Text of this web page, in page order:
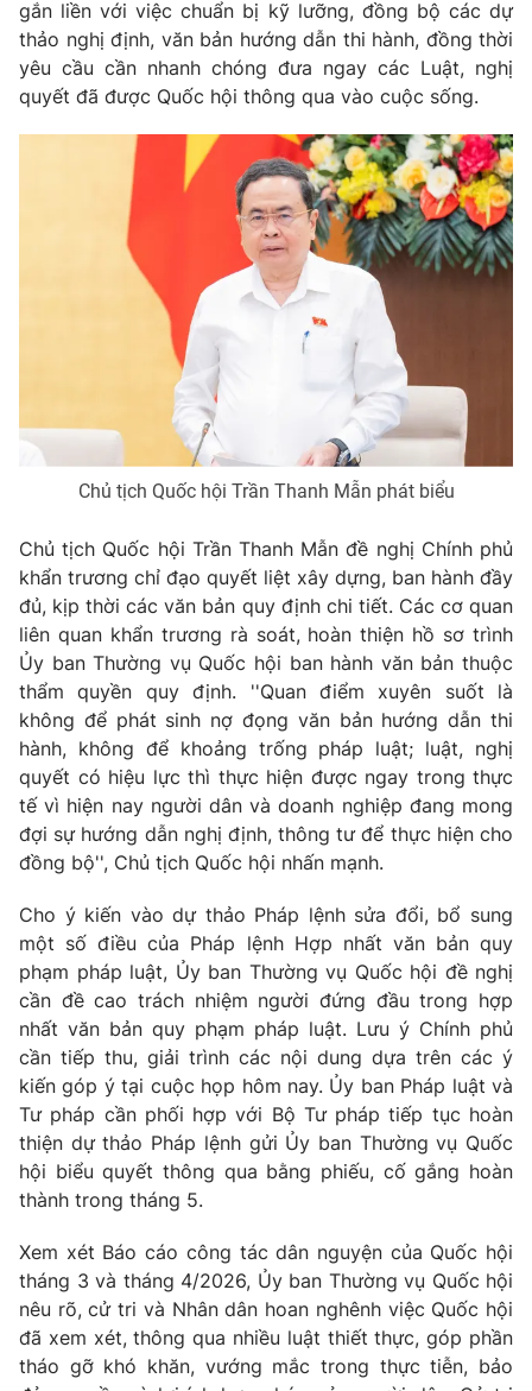
Phim VTV
Hậu trường
Giải sao mai
Giải trí
Điện ảnh
Chất lượng cuộc sống
Học trực tuyến
Công nghệ
Hitech Công nghệ tương lai
Tư vấn
Giao lưu trực tuyến
Chuyên mục khác
Photo Infographic
Video Shorts video
VTV Money VTV Thể thao
VTV Sức khoẻ Bất động sản
Thị trường 24h Tấm lòng Việt
VTV4 Vươn mình bằng AI
VTV9 VTV8
Liên hệ tòa soạn English
THỜI BÁO VTV
Theo dõi báo trên
Cơ quan chủ quản: Đài Truyền hình Việt Nam
gắn liền với việc chuẩn bị kỹ lưỡng, đồng bộ các dự
thảo nghị định, văn bản hướng dẫn thi hành, đồng thời
yêu cầu cần nhanh chóng đưa ngay các Luật, nghị
quyết đã được Quốc hội thông qua vào cuộc sống.
Chủ tịch Quốc hội Trần Thanh Mẫn phát biểu
Chủ tịch Quốc hội Trần Thanh Mẫn đề nghị Chính phủ
khẩn trương chỉ đạo quyết liệt xây dựng, ban hành đầy
đủ, kịp thời các văn bản quy định chi tiết. Các cơ quan
liên quan khẩn trương rà soát, hoàn thiện hồ sơ trình
Ủy ban Thường vụ Quốc hội ban hành văn bản thuộc
thẩm quyền quy định. ''Quan điểm xuyên suốt là
không để phát sinh nợ đọng văn bản hướng dẫn thi
hành, không để khoảng trống pháp luật; luật, nghị
quyết có hiệu lực thì thực hiện được ngay trong thực
tế vì hiện nay người dân và doanh nghiệp đang mong
đợi sự hướng dẫn nghị định, thông tư để thực hiện cho
đồng bộ'', Chủ tịch Quốc hội nhấn mạnh.
Cho ý kiến vào dự thảo Pháp lệnh sửa đổi, bổ sung
một số điều của Pháp lệnh Hợp nhất văn bản quy
phạm pháp luật, Ủy ban Thường vụ Quốc hội đề nghị
cần đề cao trách nhiệm người đứng đầu trong hợp
nhất văn bản quy phạm pháp luật. Lưu ý Chính phủ
cần tiếp thu, giải trình các nội dung dựa trên các ý
kiến góp ý tại cuộc họp hôm nay. Ủy ban Pháp luật và
Tư pháp cần phối hợp với Bộ Tư pháp tiếp tục hoàn
thiện dự thảo Pháp lệnh gửi Ủy ban Thường vụ Quốc
hội biểu quyết thông qua bằng phiếu, cố gắng hoàn
thành trong tháng 5.
Xem xét Báo cáo công tác dân nguyện của Quốc hội
tháng 3 và tháng 4/2026, Ủy ban Thường vụ Quốc hội
nêu rõ, cử tri và Nhân dân hoan nghênh việc Quốc hội
đã xem xét, thông qua nhiều luật thiết thực, góp phần
tháo gỡ khó khăn, vướng mắc trong thực tiễn, bảo